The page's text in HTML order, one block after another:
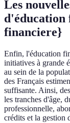
Les
d'éducation
financiere}
Enfin, l'éducation
initiatives à grande
au sein de la
des Français
suffisante. Ainsi,
les tranches d'âge,
professionnelle,
crédits et la gestion